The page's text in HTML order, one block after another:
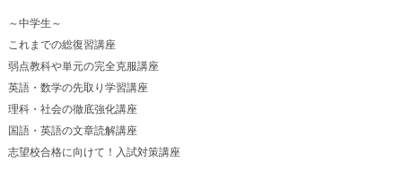
～中学生～
これまでの総復習講座
弱点教科や単元の完全克服講座
英語・数学の先取り学習講座
理科・社会の徹底強化講座
国語・英語の文章読解講座
志望校合格に向けて！入試対策講座